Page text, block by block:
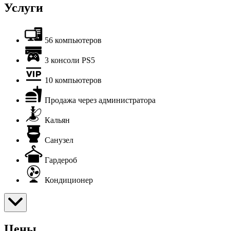
Услуги
56 компьютеров
3 консоли PS5
10 компьютеров
Продажа через администратора
Кальян
Санузел
Гардероб
Кондиционер